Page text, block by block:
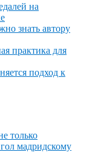
на
знать автору
практика для
подход к
только
мадридскому